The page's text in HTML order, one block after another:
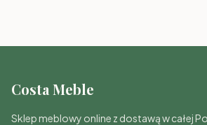
Costa Meble
Sklep meblowy online z dostawą w całej